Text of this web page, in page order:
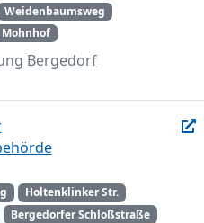
Weidenbaumsweg
Mohnhof
Bergedorf
Holtenklinker Str.
Bergedorfer Schloßstraße